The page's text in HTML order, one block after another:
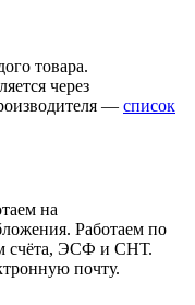
товара.
через
— список
на
Работаем по
счёта, ЭСФ и СНТ.
почту.